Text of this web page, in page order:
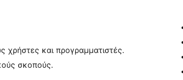
χρήστες και προγραμματιστές.
σκοπούς.